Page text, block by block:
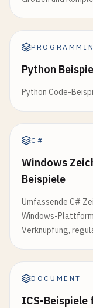
Python
Python Code-
C#
Windows
Beispiele
Umfassende C#
Windows-
Verknüpfung,
DOCUMENT
ICS-